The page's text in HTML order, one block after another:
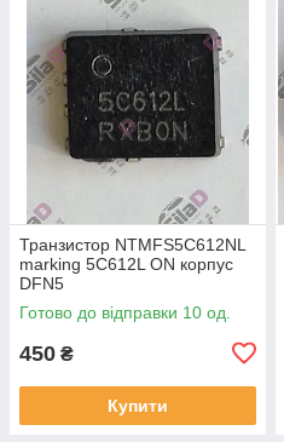
Транзистор NTMFS5C612NL
marking 5C612L ON корпус
DFN5
Готово до відправки 10 од.
450 ₴
Купити